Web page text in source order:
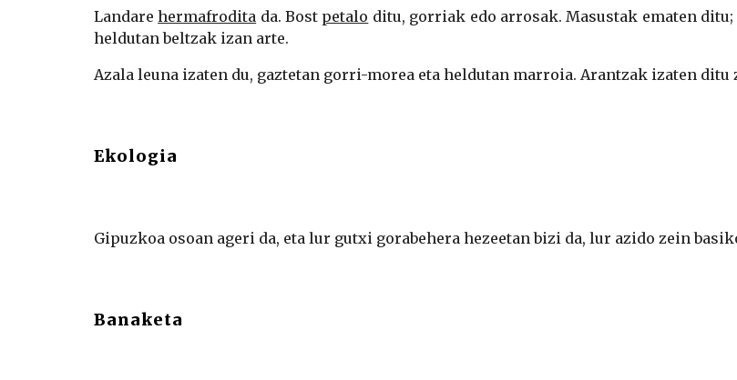
Landarehermafrodita da. Bost petalo ditu, gorriak edo arrosak. Masustak ematen
heldutan beltzak izan arte.
Azala leuna izaten du, gaztetan gorri-morea eta heldutan marroia. Arantzak izaten ditu
Ekologia
Gipuzkoa osoan ageri da, eta lur gutxi gorabehera hezeetan bizi da, lur azido zein
Banaketa